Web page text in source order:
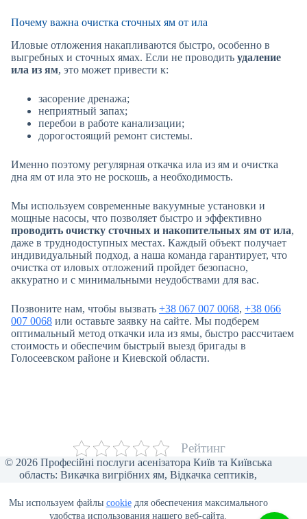
Мы используем файлы cookieдля обеспечения максимального
удобства использования нашего веб-сайта.
Почему важна очистка сточных ям от ила
Иловые отложения накапливаются быстро, особенно в
выгребных и сточных ямах. Если не проводить удаление
ила из ям, это может привести к:
засорение дренажа;
неприятный запах;
перебои в работе канализации;
дорогостоящий ремонт системы.
Именно поэтому регулярная откачка ила из ям и очистка
дна ям от ила это не роскошь, а необходимость.
Мы используем современные вакуумные установки и
мощные насосы, что позволяет быстро и эффективно
проводить очистку сточных и накопительных ям от ила,
даже в труднодоступных местах. Каждый объект получает
индивидуальный подход, а наша команда гарантирует, что
очистка от иловых отложений пройдет безопасно,
аккуратно и с минимальными неудобствами для вас.
Позвоните нам, чтобы вызвать +38 067 007 0068, +38 066
007 0068 или оставьте заявку на сайте. Мы подберем
оптимальный метод откачки ила из ямы, быстро рассчитаем
стоимость и обеспечим быстрый выезд бригады в
Голосеевском районе и Киевской области.
Рейтинг
© 2026 Професійні послуги асенізатора Київ та Київська
область: Викачка вигрібних ям, Відкачка септиків,
Асенізаторські послуги для бізнесу, Викачка ілу та піску,
Відеоінспекція труб, Мулосос, Чистка ям від мулу.